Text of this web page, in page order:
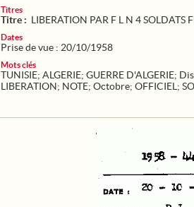
Titres
Titre : LIBERATION PAR F L N 4 SOLDATS
Dates
Prise de vue : 20/10/1958
Mots clés
TUNISIE; ALGERIE; GUERRE D'ALGERIE;
LIBERATION; NOTE; Octobre; OFFICIEL ;